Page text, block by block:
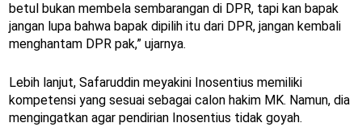
betul bukan membela sembarangan di DPR, tapi kan bapak
jangan lupa bahwa bapak dipilih itu dari DPR, jangan kembali
menghantam DPR pak,” ujarnya.
Lebih lanjut, Safaruddin meyakini Inosentius memiliki
kompetensi yang sesuai sebagai calon hakim MK. Namun, dia
mengingatkan agar pendirian Inosentius tidak goyah.